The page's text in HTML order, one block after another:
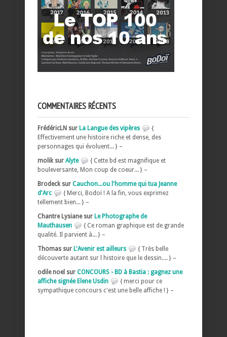
COMMENTAIRES RÉCENTS
FrédéricLN sur La Langue des vipères
{
Effectivement une histoire riche et dense, des
personnages qui évoluent... } –
molik sur Alyte
{ Cette bd est magnifique et
bouleversante, Mon coup de coeur... } –
Brodeck sur Cauchon...ou l'homme qui tua Jeanne
d'Arc
{ Merci, Bodoï ! A la fin, vous exprimez
tellement bien... } –
Chantre Lysiane sur Le Photographe de
Mauthausen
{ Ce roman graphique est de grande
qualité. Il parvient à... } –
Thomas sur L'Avenir est ailleurs
{ Très belle
découverte autant sur l histoire que le dessin.... } –
odile noel sur CONCOURS - BD à Bastia : gagnez une
affiche signée Elene Usdin
{ merci pour ce
sympathique concours c'est une belle affiche ! } –